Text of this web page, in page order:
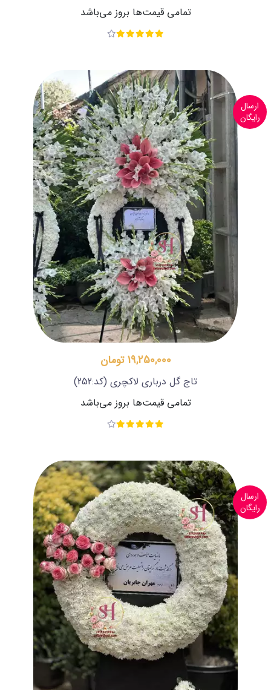
تمامی قیمت‌ها بروز می‌باشد
ارسال
رایگان
19,250,000 تومان
تاج گل درباری لاکچری (کد:252)
تمامی قیمت‌ها بروز می‌باشد
ارسال
رایگان